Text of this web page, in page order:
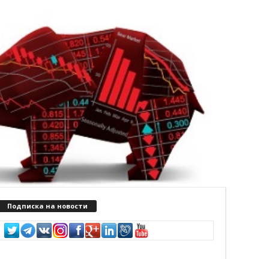
Подписка на новости